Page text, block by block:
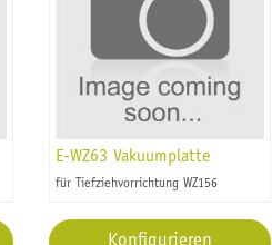
E-WZ63 Vakuumplatte
für Tiefziehvorrichtung WZ156